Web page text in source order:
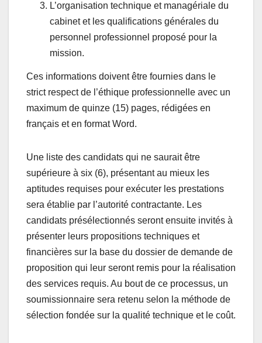
L’organisation technique et managériale du
cabinet et les qualifications générales du
personnel professionnel proposé pour la
mission.
Ces informations doivent être fournies dans le
strict respect de l’éthique professionnelle avec un
maximum de quinze (15) pages, rédigées en
français et en format Word.
Une liste des candidats qui ne saurait être
supérieure à six (6), présentant au mieux les
aptitudes requises pour exécuter les prestations
sera établie par l’autorité contractante. Les
candidats présélectionnés seront ensuite invités à
présenter leurs propositions techniques et
financières sur la base du dossier de demande de
proposition qui leur seront remis pour la réalisation
des services requis. Au bout de ce processus, un
soumissionnaire sera retenu selon la méthode de
sélection fondée sur la qualité technique et le coût.